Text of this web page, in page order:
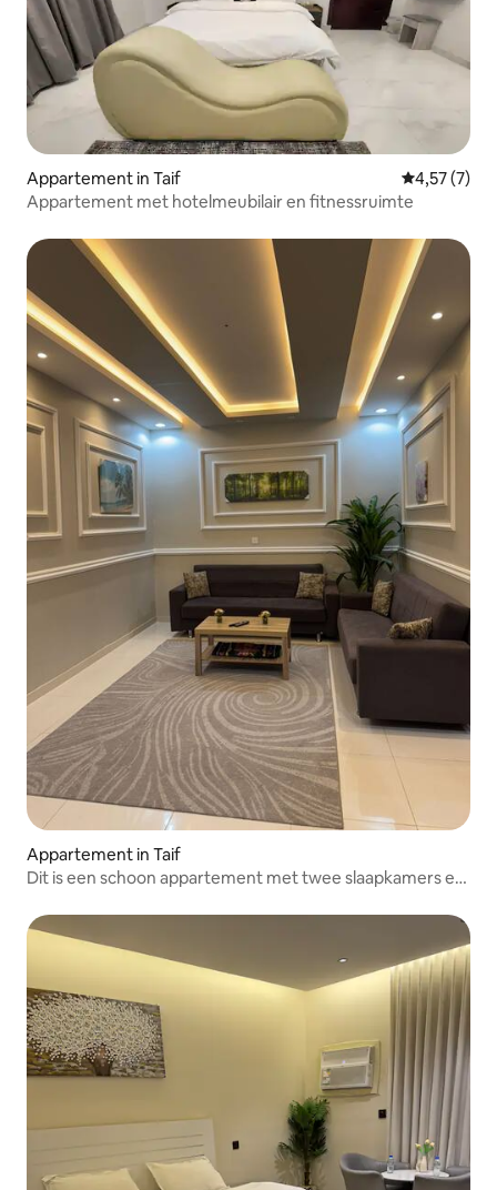
Appartement in Taif
4,57 (7)
Appartement met hotelmeubilair en fitnessruimte
Appartement in Taif
Dit is een schoon appartement met twee slaapkamers en